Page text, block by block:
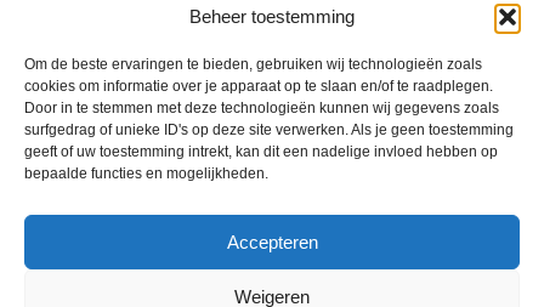
Beheer toestemming
Om de beste ervaringen te bieden, gebruiken wij technologieën zoals
cookies om informatie over je apparaat op te slaan en/of te raadplegen.
Door in te stemmen met deze technologieën kunnen wij gegevens zoals
surfgedrag of unieke ID's op deze site verwerken. Als je geen toestemming
geeft of uw toestemming intrekt, kan dit een nadelige invloed hebben op
bepaalde functies en mogelijkheden.
Accepteren
Weigeren
VV Reiger Boys
De Wending, Lotte Beesedijk 1
1705 NA Heerhugowaard
Google maps route